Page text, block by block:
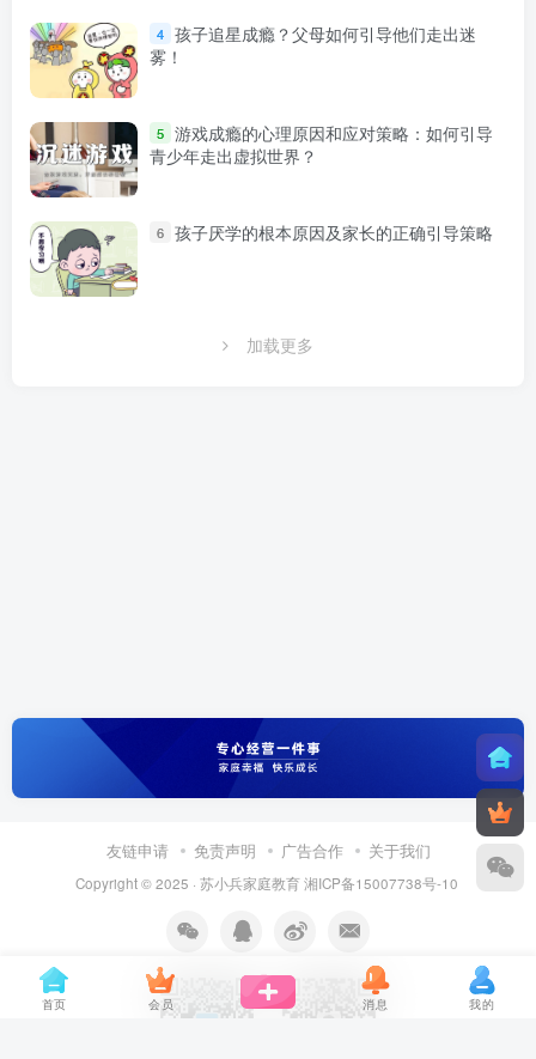
4 孩子追星成瘾？父母如何引导他们走出迷
雾！
5 游戏成瘾的心理原因和应对策略：如何引导
青少年走出虚拟世界？
6 孩子厌学的根本原因及家长的正确引导策略
加载更多
友链申请 免责声明 广告合作 关于我们
Copyright © 2025 · 苏小兵家庭教育 湘ICP备15007738号-10
首页 会员 消息 我的